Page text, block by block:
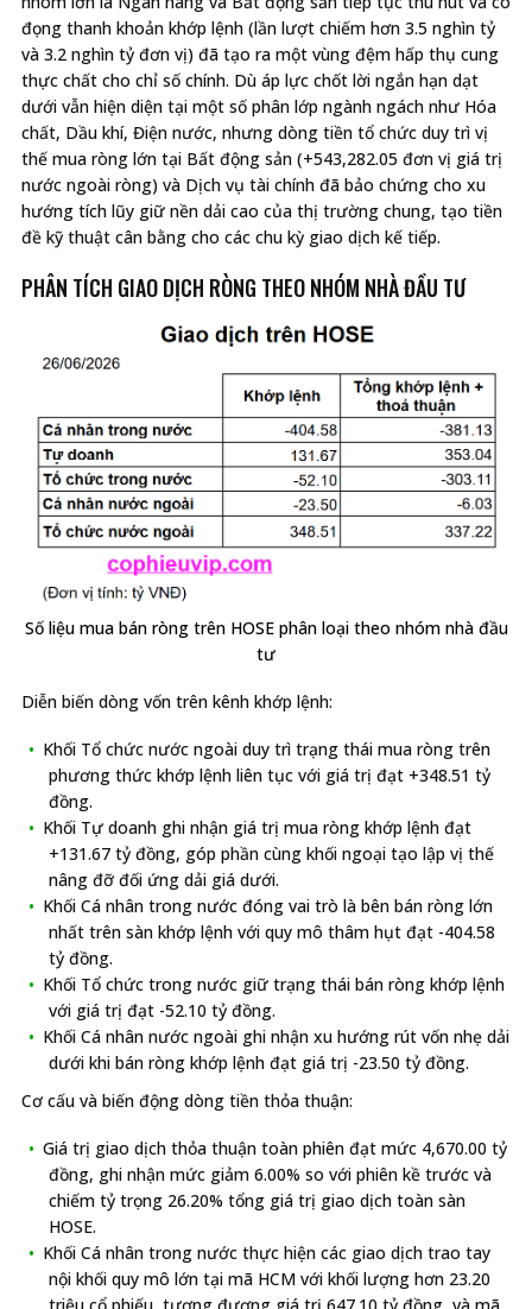
đọng thanh khoản khớp lệnh (lần lượt chiếm hơn 3.5 nghìn tỷ
và 3.2 nghìn tỷ đơn vị) đã tạo ra một vùng đệm hấp thụ cung
thực chất cho chỉ số chính. Dù áp lực chốt lời ngắn hạn dạt
dưới vẫn hiện diện tại một số phân lớp ngành ngách như Hóa
chất, Dầu khí, Điện nước, nhưng dòng tiền tổ chức duy trì vị
thế mua ròng lớn tại Bất động sản (+543,282.05 đơn vị giá trị
nước ngoài ròng) và Dịch vụ tài chính đã bảo chứng cho xu
hướng tích lũy giữ nền dải cao của thị trường chung, tạo tiền
đề kỹ thuật cân bằng cho các chu kỳ giao dịch kế tiếp.
PHÂN TÍCH GIAO DỊCH RÒNG THEO NHÓM NHÀ ĐẦU TƯ
Số liệu mua bán ròng trên HOSE phân loại theo nhóm nhà đầu
tư
Diễn biến dòng vốn trên kênh khớp lệnh:
Khối Tổ chức nước ngoài duy trì trạng thái mua ròng trên
phương thức khớp lệnh liên tục với giá trị đạt +348.51 tỷ
đồng.
Khối Tự doanh ghi nhận giá trị mua ròng khớp lệnh đạt
+131.67 tỷ đồng, góp phần cùng khối ngoại tạo lập vị thế
nâng đỡ đối ứng dải giá dưới.
Khối Cá nhân trong nước đóng vai trò là bên bán ròng lớn
nhất trên sàn khớp lệnh với quy mô thâm hụt đạt -404.58
tỷ đồng.
Khối Tổ chức trong nước giữ trạng thái bán ròng khớp lệnh
với giá trị đạt -52.10 tỷ đồng.
Khối Cá nhân nước ngoài ghi nhận xu hướng rút vốn nhẹ dải
dưới khi bán ròng khớp lệnh đạt giá trị -23.50 tỷ đồng.
Cơ cấu và biến động dòng tiền thỏa thuận:
Giá trị giao dịch thỏa thuận toàn phiên đạt mức 4,670.00 tỷ
đồng, ghi nhận mức giảm 6.00% so với phiên kề trước và
chiếm tỷ trọng 26.20% tổng giá trị giao dịch toàn sàn
HOSE.
Khối Cá nhân trong nước thực hiện các giao dịch trao tay
nội khối quy mô lớn tại mã HCM với khối lượng hơn 23.20
triệu cổ phiếu, tương đương giá trị 647.10 tỷ đồng, và mã